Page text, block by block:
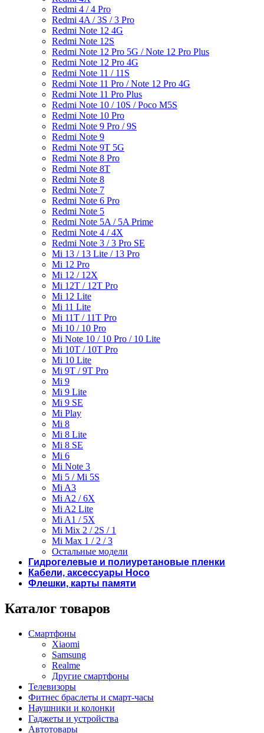
Redmi 4 / 4 Pro
Redmi 4A / 3S / 3 Pro
Redmi Note 12 4G
Redmi Note 12S
Redmi Note 12 Pro 5G / Note 12 Pro Plus
Redmi Note 12 Pro 4G
Redmi Note 11 / 11S
Redmi Note 11 Pro / Note 12 Pro 4G
Redmi Note 11 Pro Plus
Redmi Note 10 / 10S / Poco M5S
Redmi Note 10 Pro
Redmi Note 9 Pro / 9S
Redmi Note 9
Redmi Note 9T 5G
Redmi Note 8 Pro
Redmi Note 8T
Redmi Note 8
Redmi Note 7
Redmi Note 6 Pro
Redmi Note 5
Redmi Note 5A / 5A Prime
Redmi Note 4 / 4X
Redmi Note 3 / 3 Pro SE
Mi 13 / 13 Lite / 13 Pro
Mi 12 Pro
Mi 12 / 12X
Mi 12T / 12T Pro
Mi 12 Lite
Mi 11 Lite
Mi 11T / 11T Pro
Mi 10 / 10 Pro
Mi Note 10 / 10 Pro / 10 Lite
Mi 10T / 10T Pro
Mi 10 Lite
Mi 9T / 9T Pro
Mi 9
Mi 9 Lite
Mi 9 SE
Mi Play
Mi 8
Mi 8 Lite
Mi 8 SE
Mi 6
Mi Note 3
Mi 5 / Mi 5S
Mi A3
Mi A2 / 6X
Mi A2 Lite
Mi A1 / 5X
Mi Mix 2 / 2S / 1
Mi Max 1 / 2 / 3
Остальные модели
Гидрогелевые и полиуретановые пленки
Кабели, аксессуары Hoco
Флешки, карты памяти
Каталог товаров
Смартфоны
Xiaomi
Samsung
Realme
Другие смартфоны
Телевизоры
Фитнес браслеты и смарт-часы
Наушники и колонки
Гаджеты и устройства
Автотовары